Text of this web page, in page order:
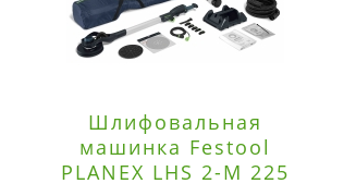
Шлифовальная
машинка Festool
PLANEX LHS 2-M 225